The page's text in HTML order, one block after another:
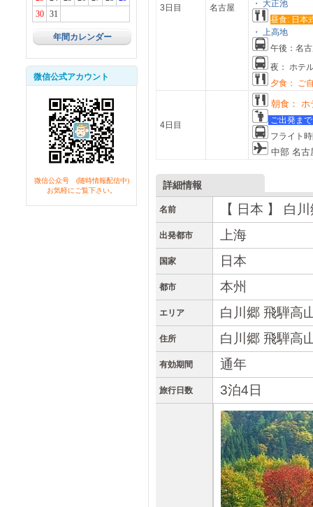
30
31
年間カレンダー
微信公式アカウント
微信公众号 (随時情報配信中)
お気軽にご覧下さい。
3日目 名古屋
・ 大正池
昼食: 日本
・ 上高地
午後：名
夜： ホテ
夕食： ご
4日目
朝食： ホ
ご出発ま
フライト
中部 名
詳細情報
名前 【 日本 】 白
出発都市 上海
国家 日本
都市 本州
エリア 白川郷 飛騨高
住所 白川郷 飛騨高
有効期間 通年
旅行日数 3泊4日